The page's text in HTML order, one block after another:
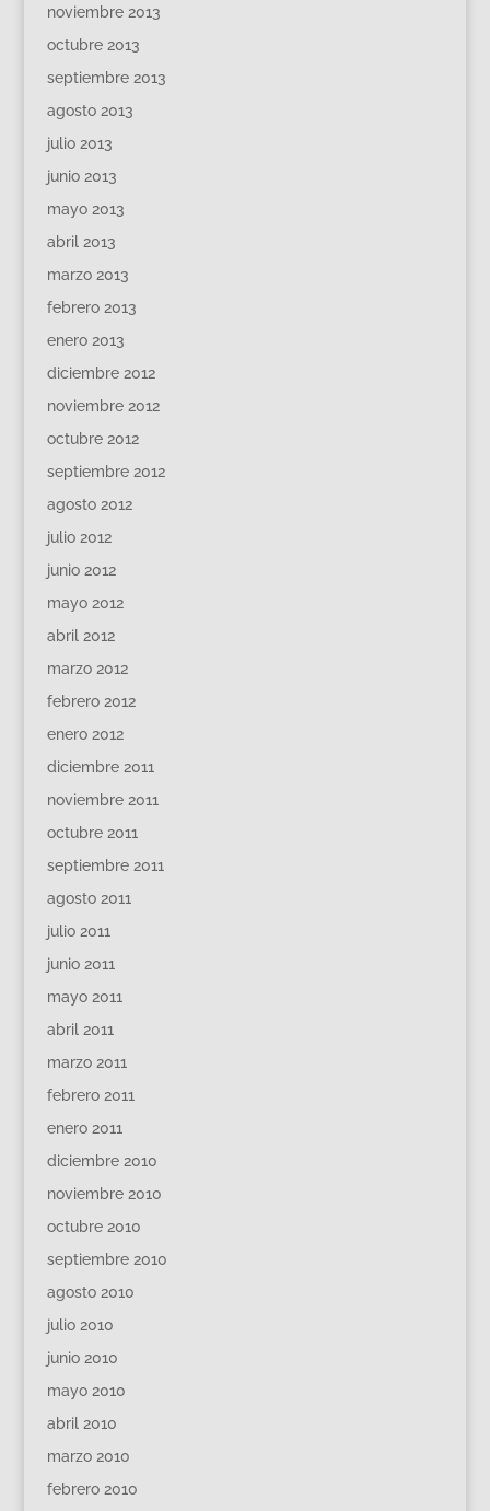
noviembre 2013
octubre 2013
septiembre 2013
agosto 2013
julio 2013
junio 2013
mayo 2013
abril 2013
marzo 2013
febrero 2013
enero 2013
diciembre 2012
noviembre 2012
octubre 2012
septiembre 2012
agosto 2012
julio 2012
junio 2012
mayo 2012
abril 2012
marzo 2012
febrero 2012
enero 2012
diciembre 2011
noviembre 2011
octubre 2011
septiembre 2011
agosto 2011
julio 2011
junio 2011
mayo 2011
abril 2011
marzo 2011
febrero 2011
enero 2011
diciembre 2010
noviembre 2010
octubre 2010
septiembre 2010
agosto 2010
julio 2010
junio 2010
mayo 2010
abril 2010
marzo 2010
febrero 2010